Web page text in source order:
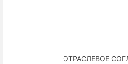
ОТРАСЛЕВОЕ